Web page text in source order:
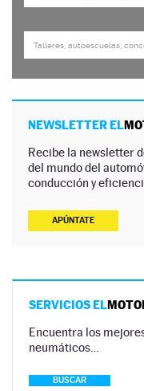
NEWSLETTER EL
Recibe la newsletter
del mundo del
conducción y
APÚNTATE
SERVICIOS EL
Encuentra los
neumáticos…
BUSCAR